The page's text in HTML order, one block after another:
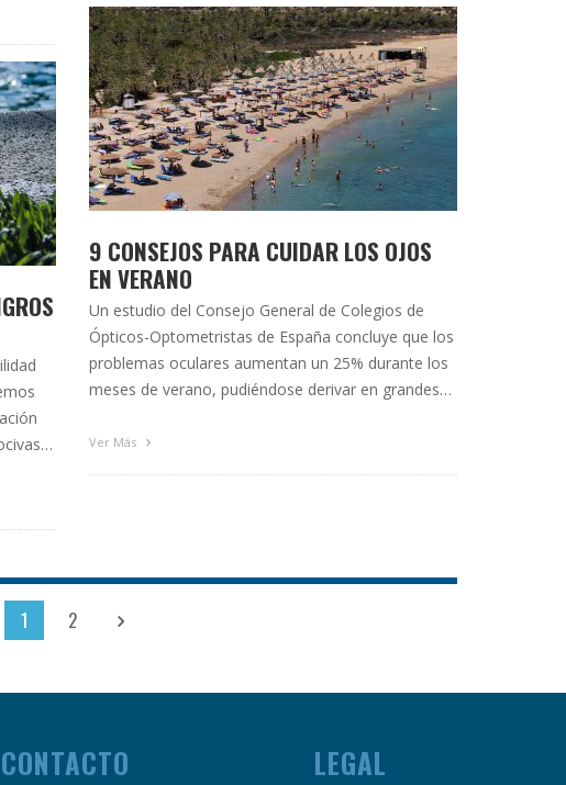
9 CONSEJOS PARA CUIDAR LOS OJOS
EN VERANO
Un estudio del Consejo General de Colegios de
Ópticos-Optometristas de España concluye que los
problemas oculares aumentan un 25% durante los
meses de verano, pudiéndose derivar en grandes
motivo, es aconsejable proteger nuestros ojos en
Ver Más
1 2
CONTACTO LEGAL